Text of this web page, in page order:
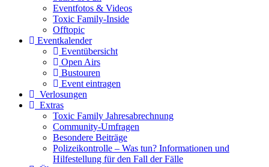
Eventfotos & Videos
Toxic Family-Inside
Offtopic
Eventkalender
Eventübersicht
Open Airs
Bustouren
Event eintragen
Verlosungen
Extras
Toxic Family Jahresabrechnung
Community-Umfragen
Besondere Beiträge
Polizeikontrolle – Was tun? Informationen und
Hilfestellung für den Fall der Fälle